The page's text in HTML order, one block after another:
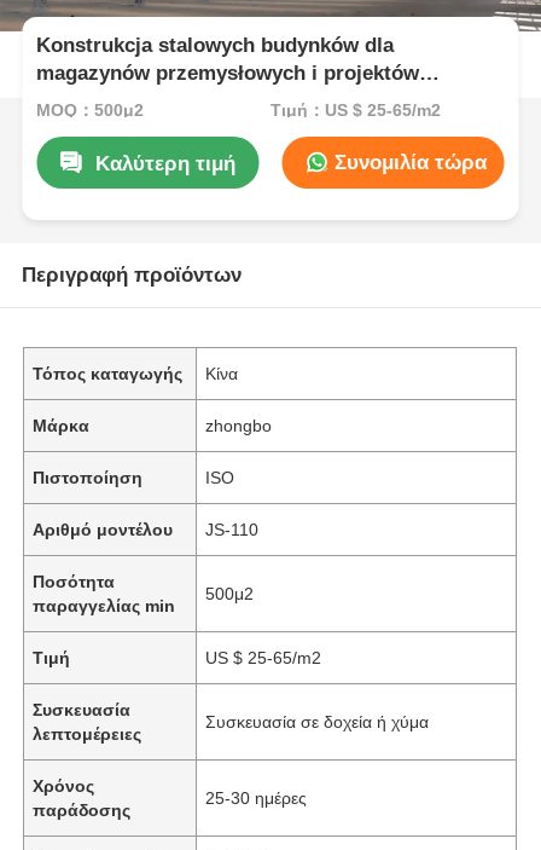
Konstrukcja stalowych budynków dla
magazynów przemysłowych i projektów
komercyjnych, zapewniająca stabilność
MOQ：500μ2 Τιμή：US $ 25-65/m2
Καλύτερη τιμή Συνομιλία τώρα
Περιγραφή προϊόντων
Τόπος καταγωγής Κίνα
Μάρκα zhongbo
Πιστοποίηση ISO
Αριθμό μοντέλου JS-110
Ποσότητα
παραγγελίας min
500μ2
Τιμή US $ 25-65/m2
Συσκευασία
λεπτομέρειες
Συσκευασία σε δοχεία ή χύμα
Χρόνος
παράδοσης
25-30 ημέρες